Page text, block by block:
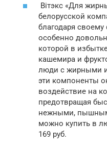
Вітэкс «Для
белорусской
благодаря
особенно
которой в
кашемира и
люди с жирными
эти компоненты
воздействие на
предотвращая
нежными,
можно купить в
169 руб.